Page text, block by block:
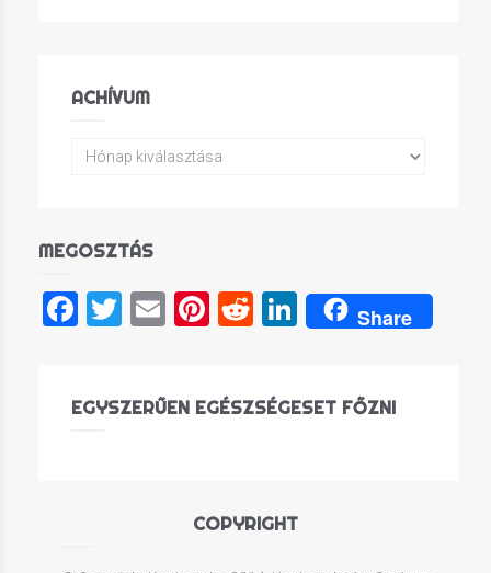
ACHÍVUM
MEGOSZTÁS
Facebook
Twitter
EmailPinterest
RedditLinkedIn
Share
EGYSZERŰEN EGÉSZSÉGESET FŐZNI
COPYRIGHT